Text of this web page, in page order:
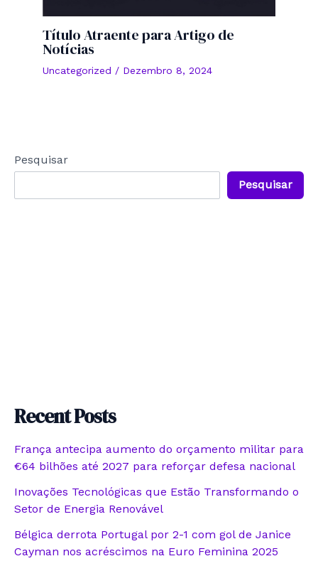
Título Atraente para Artigo de
Notícias
Uncategorized / Dezembro 8, 2024
Pesquisar
Pesquisar
Recent Posts
França antecipa aumento do orçamento militar para
€64 bilhões até 2027 para reforçar defesa nacional
Inovações Tecnológicas que Estão Transformando o
Setor de Energia Renovável
Bélgica derrota Portugal por 2-1 com gol de Janice
Cayman nos acréscimos na Euro Feminina 2025